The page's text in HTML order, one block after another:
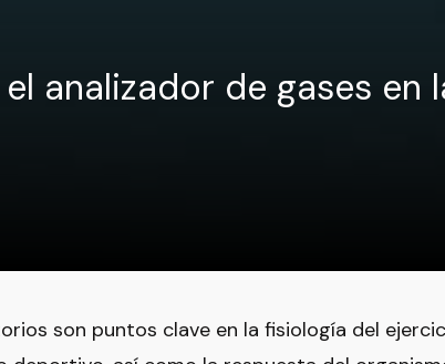
analizador de gases en
son puntos clave en la fisiología del